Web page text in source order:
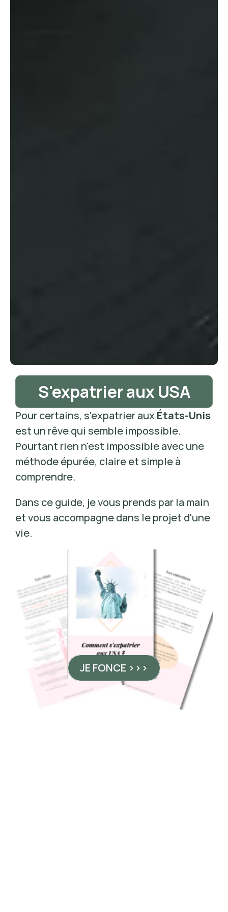
S'expatrier aux USA
Pour certains, s'expatrier aux
est un rêve qui semble impossible.
Pourtant rien n'est impossible avec une
méthode épurée, claire et simple à
comprendre.
Dans ce guide, je vous prends par la main
et vous accompagne dans le projet d'une
vie.
JE FONCE >>>